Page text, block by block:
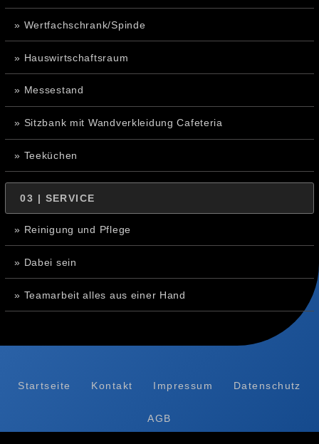
» Wertfachschrank/Spinde
» Hauswirtschaftsraum
» Messestand
» Sitzbank mit Wandverkleidung Cafeteria
» Teeküchen
03 | SERVICE
» Reinigung und Pflege
» Dabei sein
» Teamarbeit alles aus einer Hand
Startseite Kontakt Impressum Datenschutz
AGB